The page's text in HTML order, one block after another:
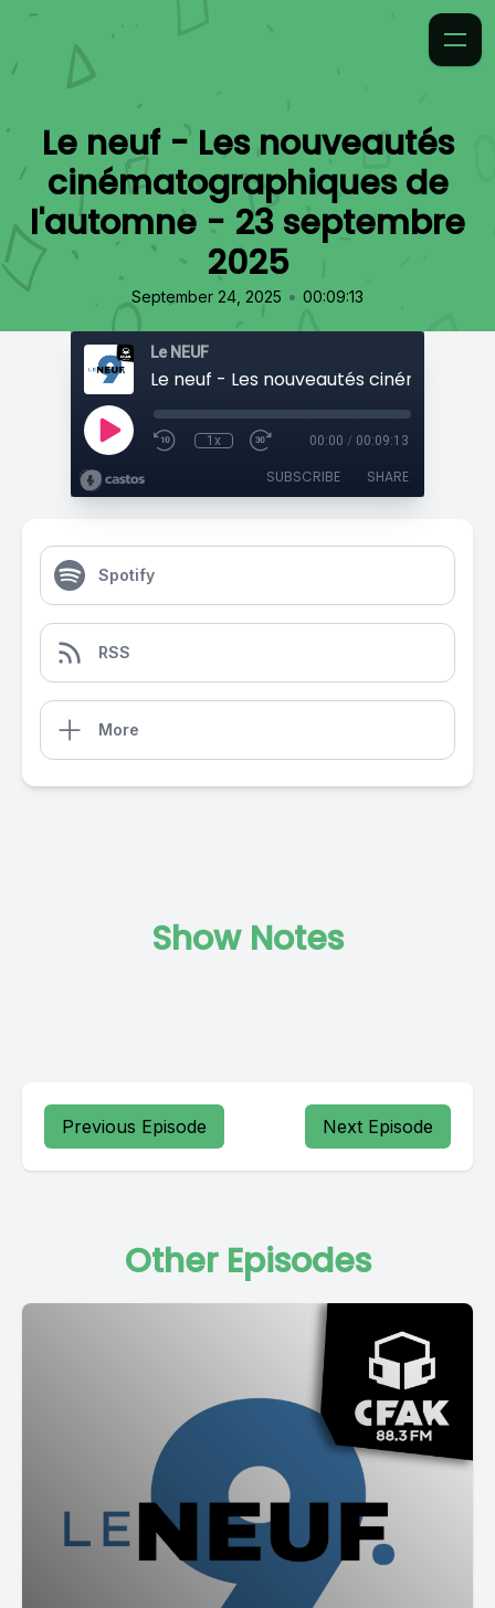
Le neuf - Les nouveautés
cinématographiques de
l'automne - 23 septembre
2025
September 24, 2025 • 00:09:13
Le NEUF
1x 00:00 / 00:09:13
SUBSCRIBE SHARE
Spotify
RSS
More
Show Notes
Previous Episode Next Episode
Other Episodes